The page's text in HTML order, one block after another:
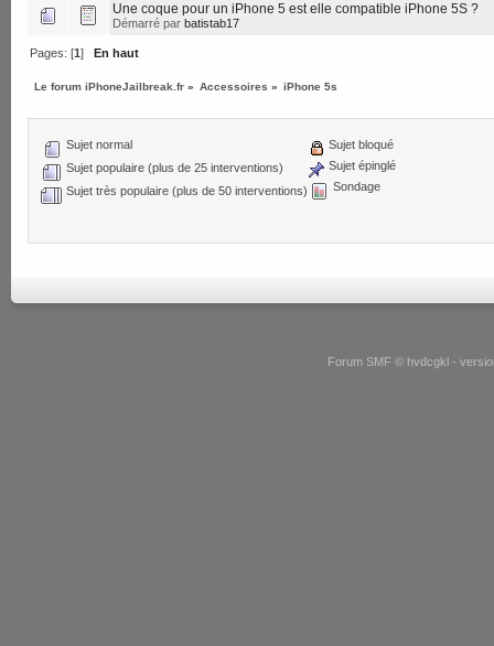
Une coque pour un iPhone 5 est elle compatible iPhone 5S ?
Démarré par batistab17
Pages: [1]En haut
Le forum iPhoneJailbreak.fr » Accessoires » iPhone 5s
Sujet normal
Sujet populaire (plus de 25 interventions)
Sujet très populaire (plus de 50 interventions)
Sujet bloqué
Sujet épinglé
Sondage
Forum SMF © hvdcgkl -